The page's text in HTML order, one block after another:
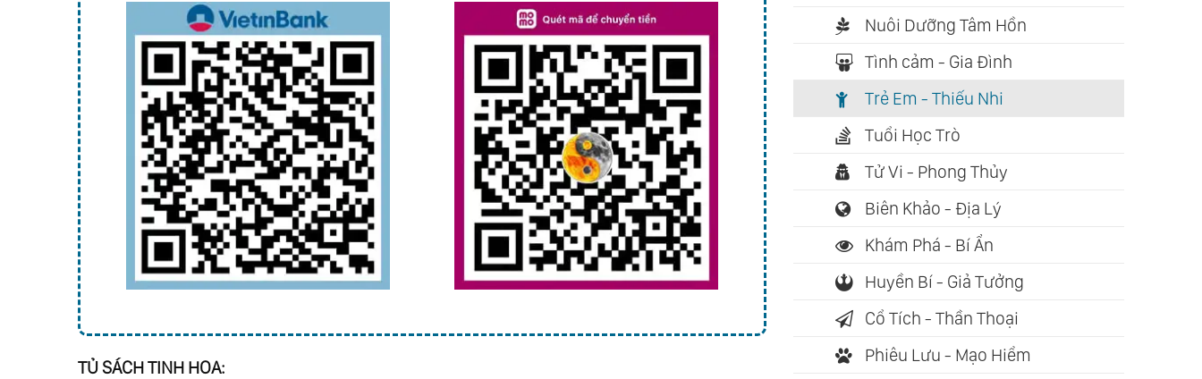
TỦ SÁCH TINH HOA:
Nuôi Dưỡng Tâm Hồn
Tình cảm - Gia Đình
Trẻ Em - Thiếu Nhi
Tuổi Học Trò
Tử Vi - Phong Thủy
Biên Khảo - Địa Lý
Khám Phá - Bí Ẩn
Huyền Bí - Giả Tưởng
Cổ Tích - Thần Thoại
Phiêu Lưu - Mạo Hiểm